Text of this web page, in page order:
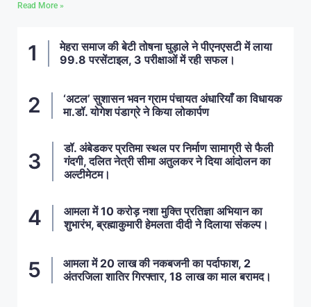
Read More »
मेहरा समाज की बेटी तोषना घुड़ाले ने पीएनएसटी में लाया
99.8 परसेंटाइल, 3 परीक्षाओं में रही सफल।
‘अटल’ सुशासन भवन ग्राम पंचायत अंधारियाँ का विधायक
मा.डॉ. योगेश पंडाग्रे ने किया लोकार्पण
डॉ. अंबेडकर प्रतिमा स्थल पर निर्माण सामाग्री से फैली
गंदगी, दलित नेत्री सीमा अतुलकर ने दिया आंदोलन का
अल्टीमेटम।
आमला में 10 करोड़ नशा मुक्ति प्रतिज्ञा अभियान का
शुभारंभ, ब्रह्माकुमारी हेमलता दीदी ने दिलाया संकल्प।
आमला में 20 लाख की नकबजनी का पर्दाफाश, 2
अंतरजिला शातिर गिरफ्तार, 18 लाख का माल बरामद।